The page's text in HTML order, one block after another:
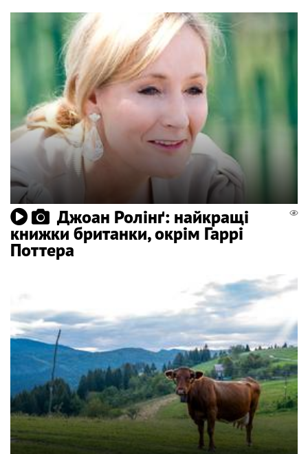
Джоан Ролінґ: найкращі
книжки британки, окрім Гаррі
Поттера